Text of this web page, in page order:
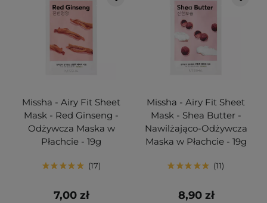
Missha - Airy Fit Sheet
Mask - Red Ginseng -
Odżywcza Maska w
Płachcie - 19g
17
7,00 zł
Missha - Airy Fit Sheet
Mask - Shea Butter -
Nawilżająco-Odżywcza
Maska w Płachcie - 19g
11
8,90 zł